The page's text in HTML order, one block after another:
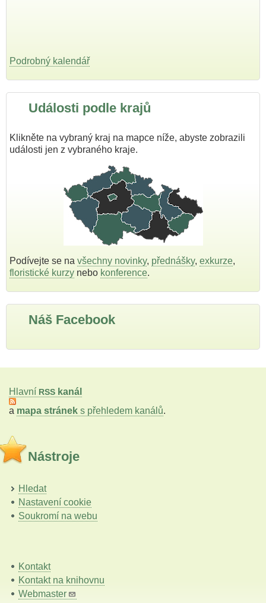
Podrobný kalendář
Události podle krajů
Klikněte na vybraný kraj na mapce níže, abyste zobrazili
události jen z vybraného kraje.
Podívejte se na všechny novinky, přednášky, exkurze,
floristické kurzy nebo konference.
Náš Facebook
Hlavní RSS kanál
a mapa stránek s přehledem kanálů.
Nástroje
Hledat
Nastavení cookie
Soukromí na webu
Kontakt
Kontakt na knihovnu
Webmaster